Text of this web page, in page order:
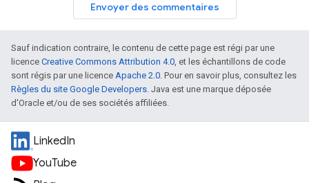
Envoyer des commentaires
Sauf indication contraire, le contenu de cette page est régi par une
licence Creative Commons Attribution 4.0, et les échantillons de code
sont régis par une licence Apache 2.0. Pour en savoir plus, consultez les
Règles du site Google Developers. Java est une marque déposée
d'Oracle et/ou de ses sociétés affiliées.
LinkedIn
YouTube